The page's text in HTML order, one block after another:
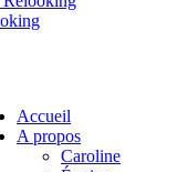
Accueil
A propos
Caroline